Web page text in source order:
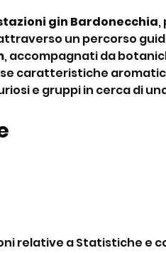
gin Bardonecchia,
un percorso
, accompagnati da
caratteristiche
e gruppi in cerca di
relative a Statistiche e